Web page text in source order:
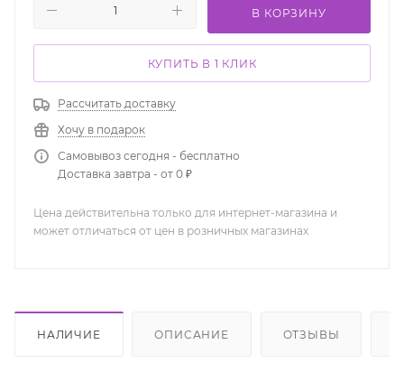
В КОРЗИНУ
КУПИТЬ В 1 КЛИК
Рассчитать доставку
Хочу в подарок
Самовывоз сегодня - бесплатно
Доставка завтра - от 0 ₽
Цена действительна только для интернет-магазина и
может отличаться от цен в розничных магазинах
НАЛИЧИЕ ОПИСАНИЕ ОТЗЫВЫ